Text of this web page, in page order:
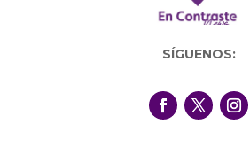
SÍGUENOS: